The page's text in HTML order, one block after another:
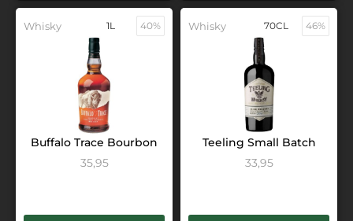
Whisky 1L 40%
Buffalo Trace Bourbon
35,95
Whisky 70CL 46%
Teeling Small Batch
33,95